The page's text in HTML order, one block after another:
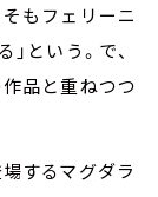
もフェリーニ
という。で、
品と重ねつつ
するマグダラ